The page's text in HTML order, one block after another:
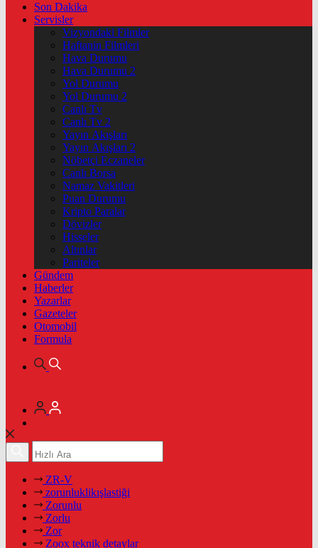
Son Dakika
Servisler
Vizyondaki Filmler
Haftanin Filmleri
Hava Durumu
Hava Durumu 2
Yol Durumu
Yol Durumu 2
Canlı Tv
Canlı Tv 2
Yayın Akışları
Yayın Akışları 2
Nöbetçi Eczaneler
Canlı Borsa
Namaz Vakitleri
Puan Durumu
Kripto Paralar
Dövizler
Hisseler
Altınlar
Pariteler
Gündem
Haberler
Yazarlar
Gazeteler
Otomobil
Formula
ZR-V
zorunluklikışlastiği
Zorunlu
Zorlu
Zor
Zoox teknik detaylar